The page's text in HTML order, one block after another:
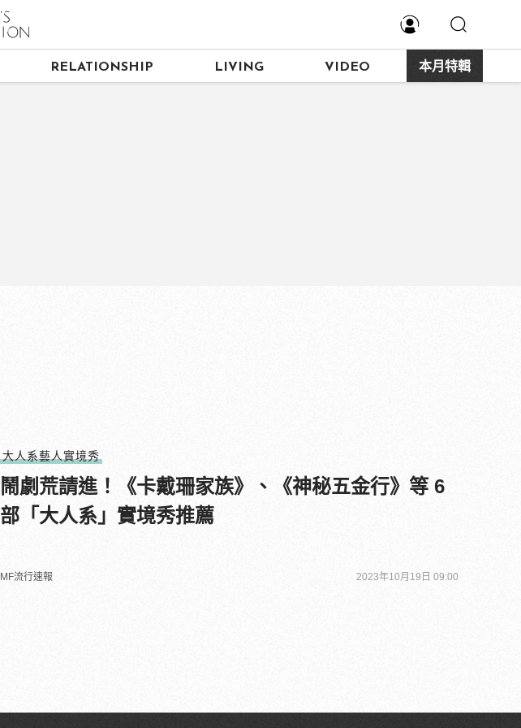
RELATIONSHIP LIVING VIDEO 本月特輯
大人系藝人實境秀
鬧劇荒請進！《卡戴珊家族》、《神秘五金行》等 6
部「大人系」實境秀推薦
MF流行速報 2023年10月19日 09:00